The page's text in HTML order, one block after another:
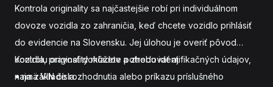
Kontrola originality sa najčastejšie robí pri individuálnom
dovoze vozidla zo zahraničia, keď chcete vozidlo prihlásiť
do evidencie na Slovensku. Jej úlohou je overiť pôvod
vozidla, pravosť dokladov a zhodu identifikačných údajov,
najmä VIN čísla.
Kontrolu originality môžete potrebovať aj:
• na základe rozhodnutia alebo príkazu príslušného